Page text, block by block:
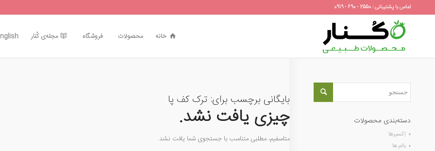
تماس با پشتیبانی : 2550 - 690 - 0919
خانه محصولات فروشگاه مجله‌ی کُنار
بایگانی برچسب برای: ترک کف پا
چیزی یافت نشد.
متاسفیم، مطلبی متناسب با جستجوی شما یافت نشد.
دسته‌بندی محصولات
اِکسیرها
بالم ها